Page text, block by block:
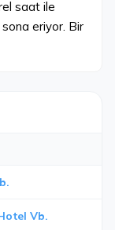
saat ile
sona eriyor. Bir
Vb.